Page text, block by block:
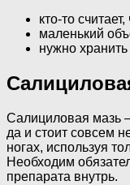
кто-то
маленький
нужно
Салициловая мазь
да и стоит совсем
ногах, используя
Необходим
препарата внутрь.